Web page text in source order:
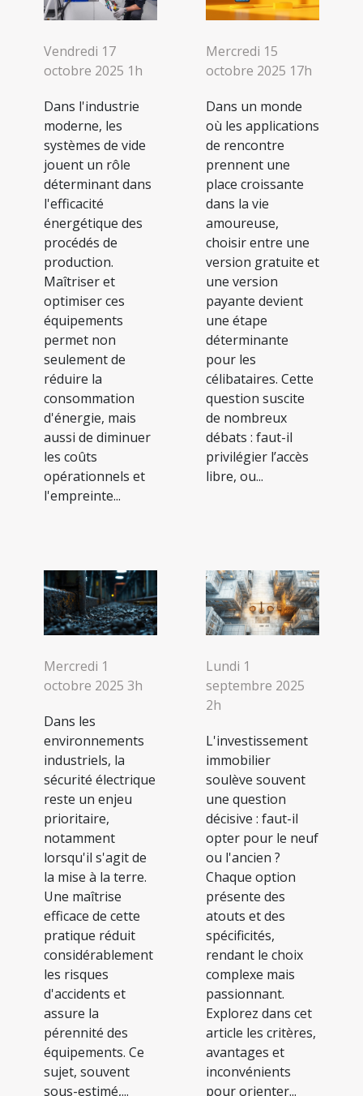
Vendredi 17
octobre 2025 1h
Dans l'industrie
moderne, les
systèmes de vide
jouent un rôle
déterminant dans
l'efficacité
énergétique des
procédés de
production.
Maîtriser et
optimiser ces
équipements
permet non
seulement de
réduire la
consommation
d'énergie, mais
aussi de diminuer
les coûts
opérationnels et
l'empreinte...
Mercredi 15
octobre 2025 17h
Dans un monde
où les applications
de rencontre
prennent une
place croissante
dans la vie
amoureuse,
choisir entre une
version gratuite et
une version
payante devient
une étape
déterminante
pour les
célibataires. Cette
question suscite
de nombreux
débats : faut-il
privilégier l’accès
libre, ou...
Mercredi 1
octobre 2025 3h
Dans les
environnements
industriels, la
sécurité électrique
reste un enjeu
prioritaire,
notamment
lorsqu'il s'agit de
la mise à la terre.
Une maîtrise
efficace de cette
pratique réduit
considérablement
les risques
d'accidents et
assure la
pérennité des
équipements. Ce
sujet, souvent
sous-estimé,...
Lundi 1
septembre 2025
2h
L'investissement
immobilier
soulève souvent
une question
décisive : faut-il
opter pour le neuf
ou l'ancien ?
Chaque option
présente des
atouts et des
spécificités,
rendant le choix
complexe mais
passionnant.
Explorez dans cet
article les critères,
avantages et
inconvénients
pour orienter...